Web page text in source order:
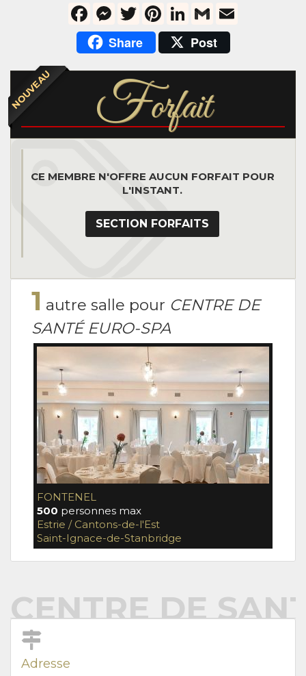
FacebookMessenger
TwitterPinterestLinkedIn
Gmail
Share Post
NOUVEAU Forfait
CE MEMBRE N'OFFRE AUCUN FORFAIT POUR
L'INSTANT.
SECTION FORFAITS
1 autre salle pour CENTRE DE
SANTÉ EURO-SPA
FONTENEL
500 personnes max
Estrie / Cantons-de-l'Est
Saint-Ignace-de-Stanbridge
CENTRE DE
Adresse